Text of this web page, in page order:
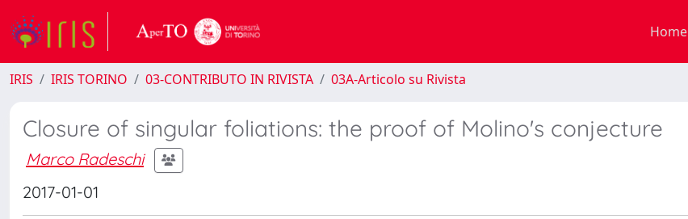
Home
IRIS IRIS TORINO 03-CONTRIBUTO IN RIVISTA 03A-Articolo su Rivista
Closure of singular foliations: the proof of Molino's conjecture
Marco Radeschi
2017-01-01